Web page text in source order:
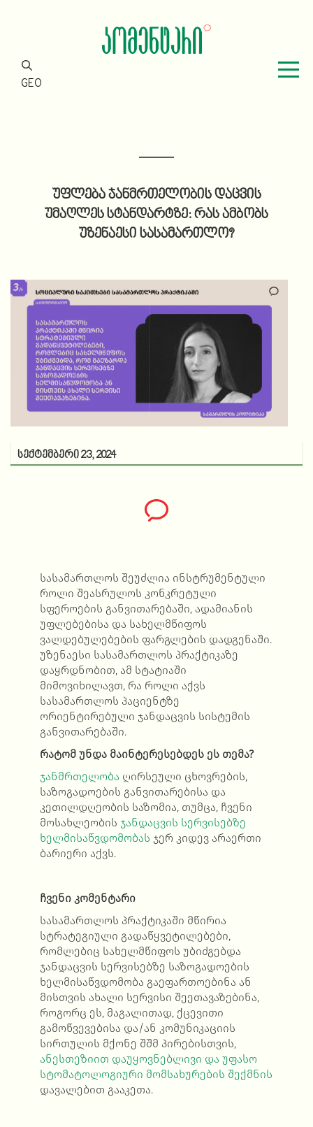
GEO
უფლება ჯანმრთელობის დაცვის
უმაღლეს სტანდარტზე: რას ამბობს
უზენაესი სასამართლო?
სექტემბერი 23, 2024
სასამართლოს შეუძლია ინსტრუმენტული
როლი შეასრულოს კონკრეტული
სფეროების განვითარებაში, ადამიანის
უფლებებისა და სახელმწიფოს
ვალდებულებების ფარგლების დადგენაში.
უზენაესი სასამართლოს პრაქტიკაზე
დაყრდნობით, ამ სტატიაში
მიმოვიხილავთ, რა როლი აქვს
სასამართლოს პაციენტზე
ორიენტირებული ჯანდაცვის სისტემის
განვითარებაში.
რატომ უნდა მაინტერესებდეს ეს თემა?
ჯანმრთელობა ღირსეული ცხოვრების,
საზოგადოების განვითარებისა და
კეთილდღეობის საზომია, თუმცა, ჩვენი
მოსახლეობის ჯანდაცვის სერვისებზე
ხელმისაწვდომობას ჯერ კიდევ არაერთი
ბარიერი აქვს.
ჩვენი კომენტარი
სასამართლოს პრაქტიკაში მწირია
სტრატეგიული გადაწყვეტილებები,
რომლებიც სახელმწიფოს უბიძგებდა
ჯანდაცვის სერვისებზე საზოგადოების
ხელმისაწვდომობა გაეფართოებინა ან
მისთვის ახალი სერვისი შეეთავაზებინა,
როგორც ეს, მაგალითად, ქცევითი
გამოწვევებისა და/ან კომუნიკაციის
სირთულის მქონე შშმ პირებისთვის,
ანესთეზიით დაუყოვნებლივი და უფასო
სტომატოლოგიური მომსახურების შექმნის
დავალებით გააკეთა.